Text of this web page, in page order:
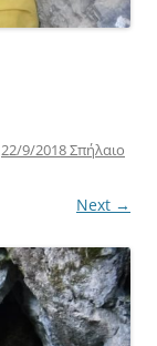
22/9/2018 Σπήλαιο
Next →